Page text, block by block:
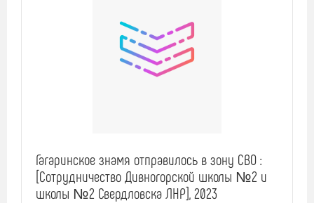
Гагаринское знамя отправилось в зону СВО :
[Сотрудничество Дивногорской школы №2 и
школы №2 Свердловска ЛНР], 2023